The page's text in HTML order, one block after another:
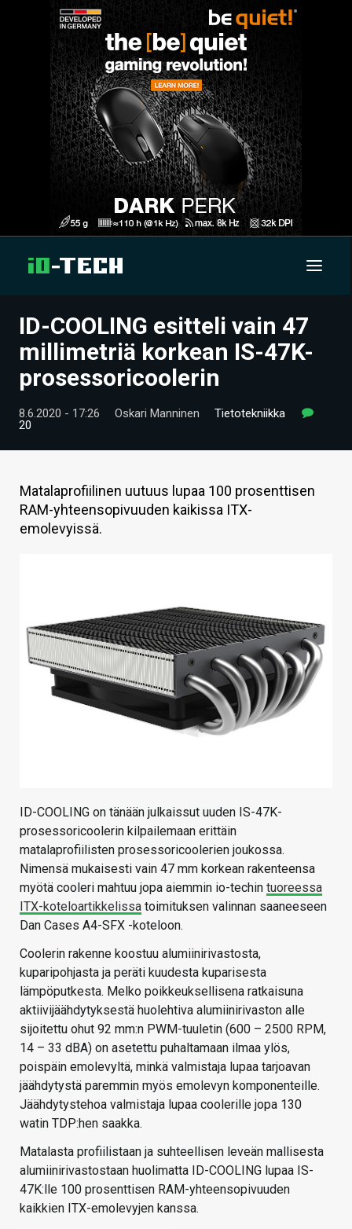
UUTISET
ARTIKKELIT
VIDEOT
HINTA.FI
KAUPPA
HAKU
ID-COOLING esitteli vain 47
millimetriä korkean IS-47K-
prosessoricoolerin
8.6.2020 - 17:26 Oskari Manninen
Tietotekniikka
20
Matalaprofiilinen uutuus lupaa 100 prosenttisen
RAM-yhteensopivuuden kaikissa ITX-
emolevyissä.
ID-COOLING on tänään julkaissut uuden IS-47K-
prosessoricoolerin kilpailemaan erittäin
matalaprofiilisten prosessoricoolerien joukossa.
Nimensä mukaisesti vain 47 mm korkean rakenteensa
myötä cooleri mahtuu jopa aiemmin io-techin tuoreessa
ITX-koteloartikkelissa toimituksen valinnan saaneeseen
Dan Cases A4-SFX -koteloon.
Coolerin rakenne koostuu alumiinirivastosta,
kuparipohjasta ja peräti kuudesta kuparisesta
lämpöputkesta. Melko poikkeuksellisena ratkaisuna
aktiivijäähdytyksestä huolehtiva alumiinirivaston alle
sijoitettu ohut 92 mm:n PWM-tuuletin (600 – 2500 RPM,
14 – 33 dBA) on asetettu puhaltamaan ilmaa ylös,
poispäin emolevyltä, minkä valmistaja lupaa tarjoavan
jäähdytystä paremmin myös emolevyn komponenteille.
Jäähdytystehoa valmistaja lupaa coolerille jopa 130
watin TDP:hen saakka.
Matalasta profiilistaan ja suhteellisen leveän mallisesta
alumiinirivastostaan huolimatta ID-COOLING lupaa IS-
47K:lle 100 prosenttisen RAM-yhteensopivuuden
kaikkien ITX-emolevyjen kanssa.